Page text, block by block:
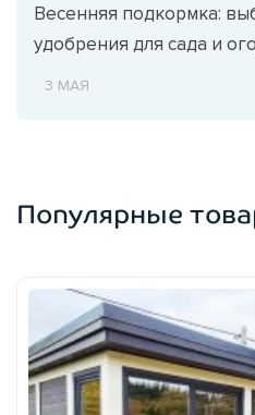
Весенняя подкормка:
удобрения для сада и
3 МАЯ
Популярные